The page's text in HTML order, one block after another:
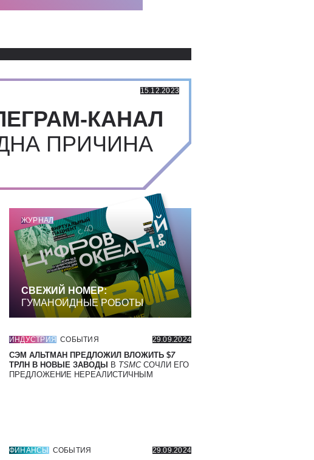
15.12.2023
КАНАЛ
ПРИЧИНА
ЖУРНАЛ
СВЕЖИЙ НОМЕР:
ГУМАНОИДНЫЕ РОБОТЫ
ИНДУСТРИЯ СОБЫТИЯ 29.09.2024
СЭМ АЛЬТМАН ПРЕДЛОЖИЛ ВЛОЖИТЬ $7
ТРЛН В НОВЫЕ ЗАВОДЫ
В TSMC СОЧЛИ ЕГО
ПРЕДЛОЖЕНИЕ НЕРЕАЛИСТИЧНЫМ
ФИНАНСЫ СОБЫТИЯ 29.09.2024